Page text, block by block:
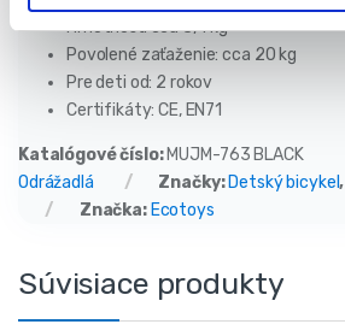
Hmotnosť: cca 3,4 kg
Povolené zaťaženie: cca 20 kg
Pre deti od: 2 rokov
Certifikáty: CE, EN71
Katalógové číslo: MUJM-763 BLACK
Odrážadlá
Značky: Detský bicykel,
Značka: Ecotoys
Súvisiace produkty